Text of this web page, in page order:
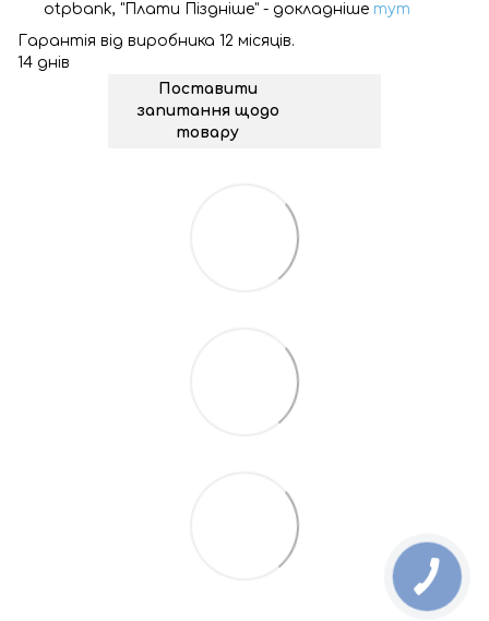
otpbank, "Плати Піздніше" - докладніше тут
Гарантія від виробника 12 місяців.
14 днів
Поставити
запитання щодо
товару